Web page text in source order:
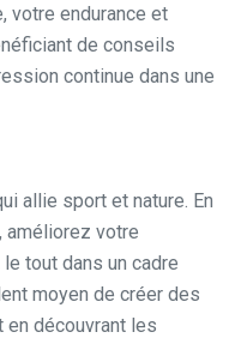
votre endurance et
de conseils
continue dans une
allie sport et nature. En
améliorez votre
tout dans un cadre
moyen de créer des
en découvrant les